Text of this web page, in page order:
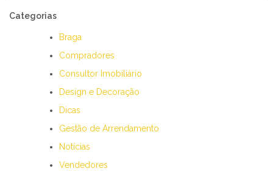
Categorias
Braga
Compradores
Consultor Imobiliário
Design e Decoração
Dicas
Gestão de Arrendamento
Notícias
Vendedores